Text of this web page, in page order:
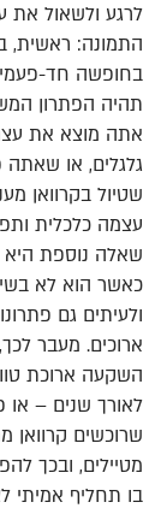
לרגע ולשאול
התמונה: ראשית,
בחופשה חד-
תהיה הפתרון
אתה מוצא את
גלגלים, או
שטיול בקרוואן
עצמה כלכלית
שאלה נוספת היא
כאשר הוא לא
ולעיתים גם
ארוכים. מעבר
השקעה ארוכת
לאורך שנים – או
שרוכשים קרוואן
מטיילים, ובכך
בו תחליף אמיתי